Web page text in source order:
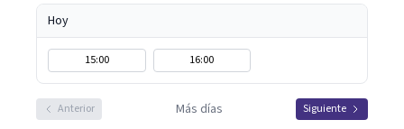
Hoy
15:00 16:00
Anterior Más días Siguiente